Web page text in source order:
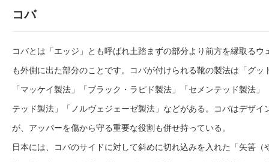
コバ
コバとは「エッジ」とも呼ばれ土踏まずの部分より前方を縁取るウ
も外側に出た部分のことです。コバが付けられる靴の製法は「グッ
「マッケイ製法」「ブラック・ラピド製法」「セメンテッド製法
テッド製法」「ノルヴェジェーゼ製法」などがある。コバはデザイ
が、アッパーを傷から守る重要な役割も併せ持っている。
日本には、コバのサイドに対して斜めに切れ込みを入れた「矢筈（